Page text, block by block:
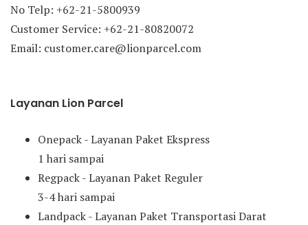
No Telp: +62-21-5800939
Customer Service: +62-21-80820072
Email: customer.care@lionparcel.com
Layanan Lion Parcel
Onepack - Layanan Paket Ekspress
1 hari sampai
Regpack - Layanan Paket Reguler
3-4 hari sampai
Landpack - Layanan Paket Transportasi Darat